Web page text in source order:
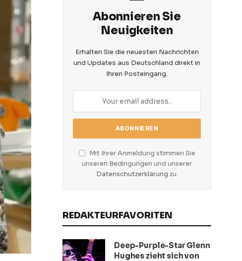
Abonnieren Sie
Neuigkeiten
Erhalten Sie die neuesten Nachrichten
und Updates aus Deutschland direkt in
Ihren Posteingang.
Mit Ihrer Anmeldung stimmen Sie
unseren Bedingungen und unserer
Datenschutzerklärung zu.
REDAKTEURFAVORITEN
Deep-Purple-Star Glenn
Hughes zieht sich von